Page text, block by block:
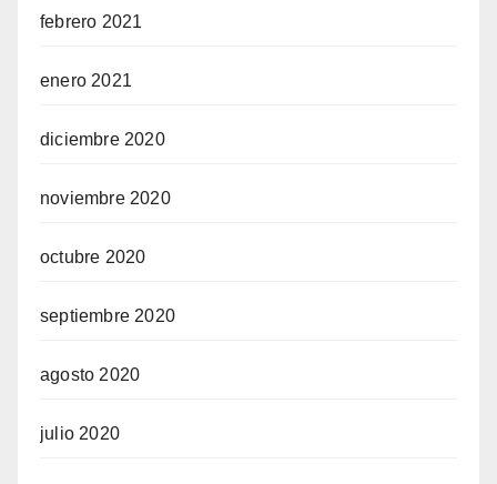
febrero 2021
enero 2021
diciembre 2020
noviembre 2020
octubre 2020
septiembre 2020
agosto 2020
julio 2020